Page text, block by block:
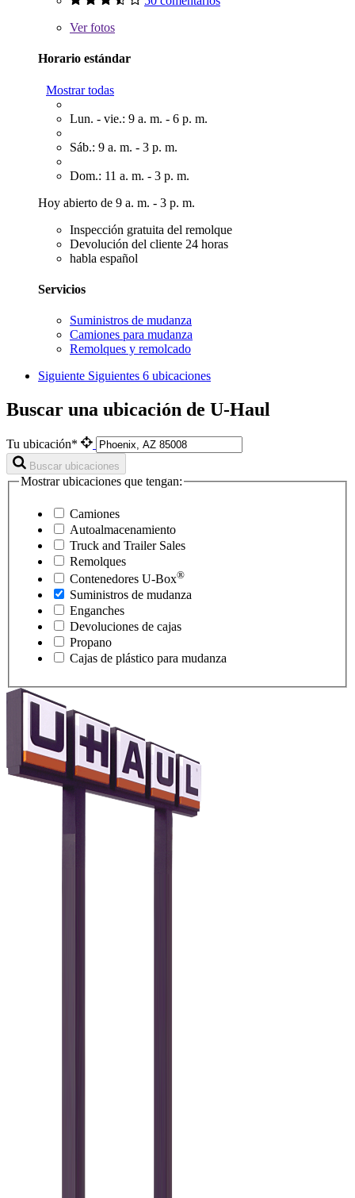
Verfotos
Horario estándar
Mostrar todas
Lun. - vie.: 9 a. m. - 6 p. m.
Sáb.: 9 a. m. - 3 p. m.
Dom.: 11 a. m. - 3 p. m.
Hoy abierto de 9 a. m. - 3 p. m.
Inspección gratuita del remolque
Devolución del cliente 24 horas
habla español
Servicios
Suministros de mudanza
Camiones para mudanza
Remolques y remolcado
Siguiente Siguientes 6 ubicaciones
Buscar una ubicación de U-Haul
Tu ubicación*
Buscar ubicaciones
Mostrar ubicaciones que tengan:
Camiones
Autoalmacenamiento
Truck and Trailer Sales
Remolques
Contenedores U-Box®
Suministros de mudanza
Enganches
Devoluciones de cajas
Propano
Cajas de plástico para mudanza